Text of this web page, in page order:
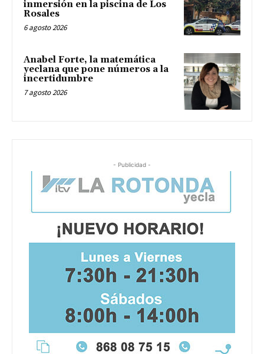
inmersión en la piscina de Los
Rosales
6 agosto 2026
Anabel Forte, la matemática
yeclana que pone números a la
incertidumbre
7 agosto 2026
- Publicidad -